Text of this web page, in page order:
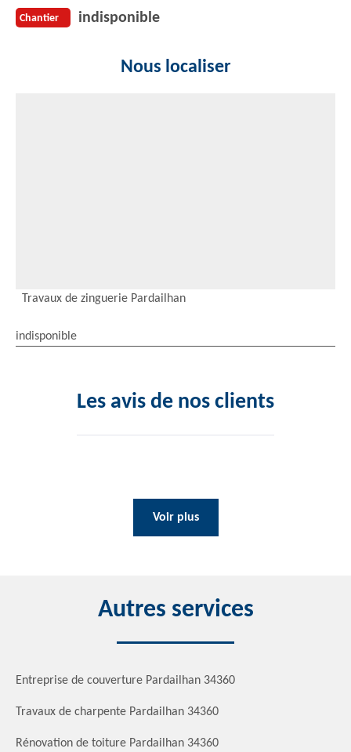
Chantier indisponible
Nous localiser
Travaux de zinguerie Pardailhan
indisponible
Les avis de nos clients
Voir plus
Autres services
Entreprise de couverture Pardailhan 34360
Travaux de charpente Pardailhan 34360
Rénovation de toiture Pardailhan 34360